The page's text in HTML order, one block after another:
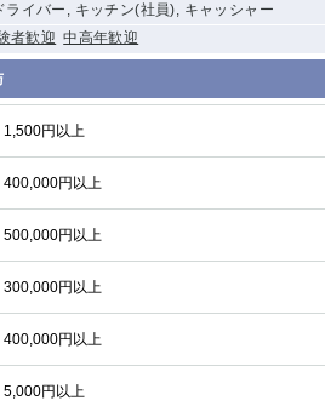
イバー, キッチン(社員), キャッシャー
者歓迎 中高年歓迎
1,500円以上
400,000円以上
500,000円以上
300,000円以上
400,000円以上
5,000円以上
定